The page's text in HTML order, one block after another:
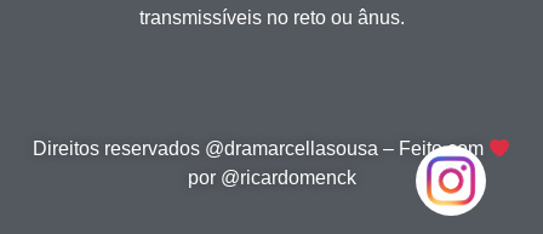
transmissíveis no reto ou ânus.
Direitos reservados @dramarcellasousa – Feito com
por @ricardomenck